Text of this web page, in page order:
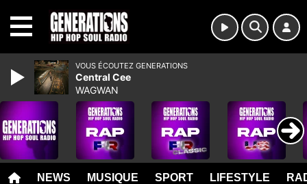
NEWS MUSIQUE SPORT LIFESTYLE
VOUS ÉCOUTEZ GENERATIONS
Central Cee
WAGWAN